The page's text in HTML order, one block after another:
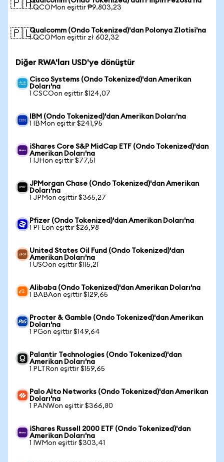
🇵🇭1 QCOMon eşittir ₱9.803,23
🇵🇱Qualcomm (Ondo Tokenized)'dan Polonya Zlotisi'na
1 QCOMon eşittir zł 602,32
Diğer RWA'ları USD'ye dönüştür
Cisco Systems (Ondo Tokenized)'dan Amerikan
Doları'na
1 CSCOon eşittir $124,07
IBM (Ondo Tokenized)'dan Amerikan Doları'na
1 IBMon eşittir $241,95
iShares Core S&P MidCap ETF (Ondo Tokenized)'dan
Amerikan Doları'na
1 IJHon eşittir $77,51
JPMorgan Chase (Ondo Tokenized)'dan Amerikan
Doları'na
1 JPMon eşittir $365,27
Pfizer (Ondo Tokenized)'dan Amerikan Doları'na
1 PFEon eşittir $26,98
United States Oil Fund (Ondo Tokenized)'dan
Amerikan Doları'na
1 USOon eşittir $115,21
Alibaba (Ondo Tokenized)'dan Amerikan Doları'na
1 BABAon eşittir $129,65
Procter & Gamble (Ondo Tokenized)'dan Amerikan
Doları'na
1 PGon eşittir $149,64
Palantir Technologies (Ondo Tokenized)'dan
Amerikan Doları'na
1 PLTRon eşittir $159,65
Palo Alto Networks (Ondo Tokenized)'dan Amerikan
Doları'na
1 PANWon eşittir $366,80
iShares Russell 2000 ETF (Ondo Tokenized)'dan
Amerikan Doları'na
1 IWMon eşittir $303,41